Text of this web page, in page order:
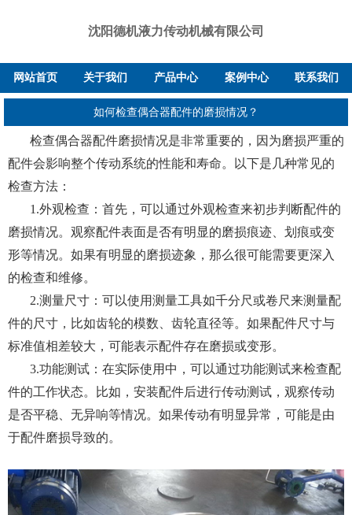
沈阳德机液力传动机械有限公司
网站首页 关于我们 产品中心 案例中心 联系我们
如何检查偶合器配件的磨损情况？
检查偶合器配件磨损情况是非常重要的，因为磨损严重的
配件会影响整个传动系统的性能和寿命。以下是几种常见的
检查方法：
1.外观检查：首先，可以通过外观检查来初步判断配件的
磨损情况。观察配件表面是否有明显的磨损痕迹、划痕或变
形等情况。如果有明显的磨损迹象，那么很可能需要更深入
的检查和维修。
2.测量尺寸：可以使用测量工具如千分尺或卷尺来测量配
件的尺寸，比如齿轮的模数、齿轮直径等。如果配件尺寸与
标准值相差较大，可能表示配件存在磨损或变形。
3.功能测试：在实际使用中，可以通过功能测试来检查配
件的工作状态。比如，安装配件后进行传动测试，观察传动
是否平稳、无异响等情况。如果传动有明显异常，可能是由
于配件磨损导致的。